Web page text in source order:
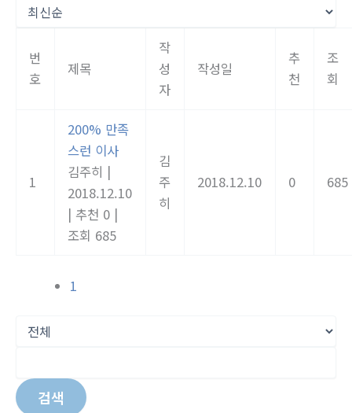
번
호
제목
작
성
자
작성일
추
천
조
회
1
200% 만족
스런 이사
김주히 |
2018.12.10
| 추천 0 |
조회 685
김
주
히
2018.12.10 0 685
1
검색